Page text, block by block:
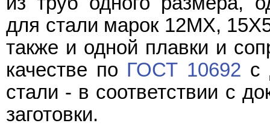
для стали марок 12МХ,
также и одной плавки и
качестве по ГОСТ 10692 с
стали - в соответствии с
заготовки.